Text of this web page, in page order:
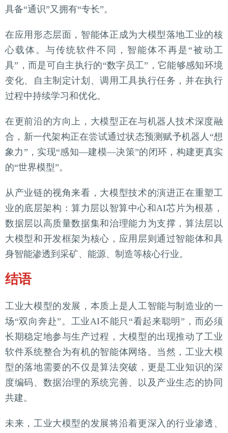
具备“通识”又拥有“专长”。
在应用形态层面，智能体正成为大模型落地工业的核
心载体。与传统软件不同，智能体不再是“被动工
具”，而是可自主执行的“数字员工”，它能够感知环境
变化、自主制定计划、调用工具执行任务，并在执行
过程中持续学习和优化。
在更前沿的方向上，大模型正在与机器人技术深度融
合，新一代架构正在尝试通过状态预测赋予机器人“想
象力”，实现“感知—建模—决策”的闭环，构建更真实
的“世界模型”。
从产业链的视角来看，大模型技术的演进正在重塑工
业的底层架构：算力层以智算中心和AI芯片为根基，
数据层以高质量数据集和治理能力为支撑，算法层以
大模型和开发框架为核心，应用层则通过智能体和具
身智能渗透到采矿、能源、制造等核心行业。
结语
工业大模型的发展，本质上是人工智能与制造业的一
场“双向奔赴”。工业AI不能只“看起来聪明”，而必须
长期稳定地参与生产过程，大模型的出现推动了工业
软件系统整合为有机的智能体网络。当然，工业大模
型的落地需要的不仅是算法突破，更是工业知识的深
度编码、数据治理的系统完善、以及产业生态的协同
共建。
未来，工业大模型的发展将沿着更深入的行业渗透、